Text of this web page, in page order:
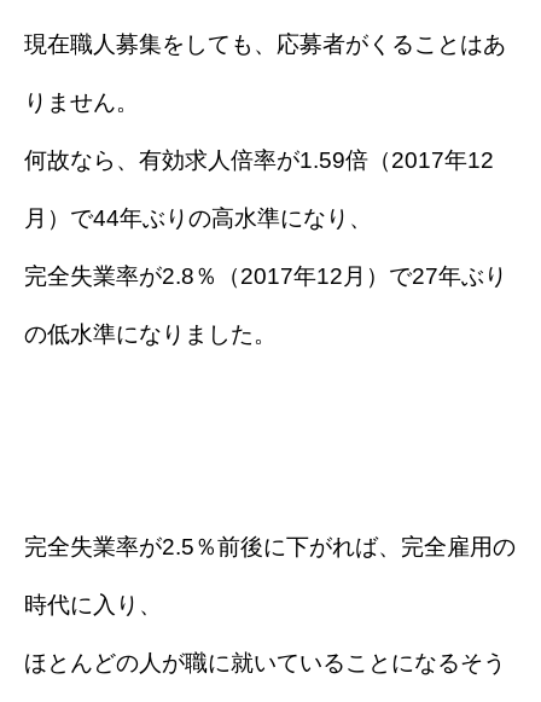
現在職人募集をしても、応募者がくることはあ
りません。
何故なら、有効求人倍率が1.59倍（2017年12
月）で44年ぶりの高水準になり、
完全失業率が2.8％（2017年12月）で27年ぶり
の低水準になりました。
完全失業率が2.5％前後に下がれば、完全雇用の
時代に入り、
ほとんどの人が職に就いていることになるそう